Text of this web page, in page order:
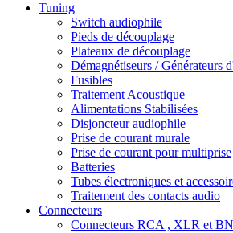
Tuning
Switch audiophile
Pieds de découplage
Plateaux de découplage
Démagnétiseurs / Générateurs
Fusibles
Traitement Acoustique
Alimentations Stabilisées
Disjoncteur audiophile
Prise de courant murale
Prise de courant pour multiprise
Batteries
Tubes électroniques et
Traitement des contacts audio
Connecteurs
Connecteurs RCA , XLR et